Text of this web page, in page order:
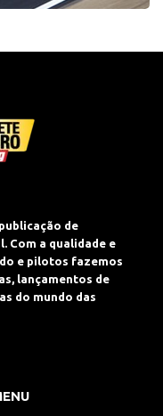
de
Com a qualidade e
e pilotos fazemos
lançamentos de
do mundo das